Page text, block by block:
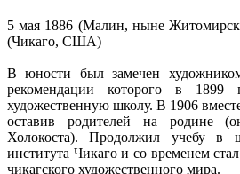
5 мая 1886 (Малин, ныне
(Чикаго, США)
В юности был замечен
рекомендации которого в 1899
художественную школу. В 1906
оставив родителей на родине
Холокоста). Продолжил учебу в
института Чикаго и со временем
чикагского художественного мира.